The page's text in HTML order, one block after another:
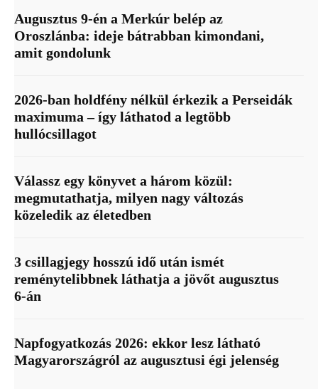
Augusztus 9-én a Merkúr belép az
Oroszlánba: ideje bátrabban kimondani,
amit gondolunk
2026-ban holdfény nélkül érkezik a Perseidák
maximuma – így láthatod a legtöbb
hullócsillagot
Válassz egy könyvet a három közül:
megmutathatja, milyen nagy változás
közeledik az életedben
3 csillagjegy hosszú idő után ismét
reménytelibbnek láthatja a jövőt augusztus
6-án
Napfogyatkozás 2026: ekkor lesz látható
Magyarországról az augusztusi égi jelenség